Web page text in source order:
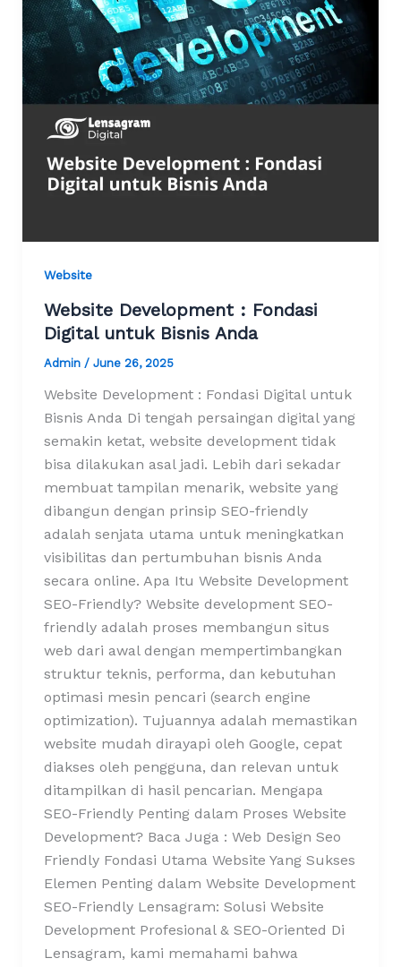
Website
Website Development : Fondasi
Digital untuk Bisnis Anda
Admin / June 26, 2025
Website Development : Fondasi Digital untuk
Bisnis Anda Di tengah persaingan digital yang
semakin ketat, website development tidak
bisa dilakukan asal jadi. Lebih dari sekadar
membuat tampilan menarik, website yang
dibangun dengan prinsip SEO-friendly
adalah senjata utama untuk meningkatkan
visibilitas dan pertumbuhan bisnis Anda
secara online. Apa Itu Website Development
SEO-Friendly? Website development SEO-
friendly adalah proses membangun situs
web dari awal dengan mempertimbangkan
struktur teknis, performa, dan kebutuhan
optimasi mesin pencari (search engine
optimization). Tujuannya adalah memastikan
website mudah dirayapi oleh Google, cepat
diakses oleh pengguna, dan relevan untuk
ditampilkan di hasil pencarian. Mengapa
SEO-Friendly Penting dalam Proses Website
Development? Baca Juga : Web Design Seo
Friendly Fondasi Utama Website Yang Sukses
Elemen Penting dalam Website Development
SEO-Friendly Lensagram: Solusi Website
Development Profesional & SEO-Oriented Di
Lensagram, kami memahami bahwa